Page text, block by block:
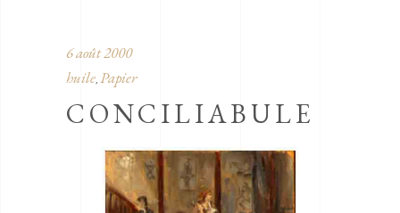
6 août 2000
huile, Papier
CONCILIABULE